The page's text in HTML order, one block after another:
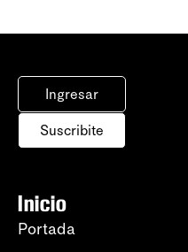
Ingresar
Suscribite
Inicio
Portada